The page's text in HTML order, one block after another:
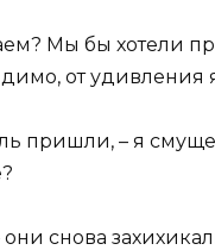
Мы бы хотели
от удивления
пришли, – я
снова